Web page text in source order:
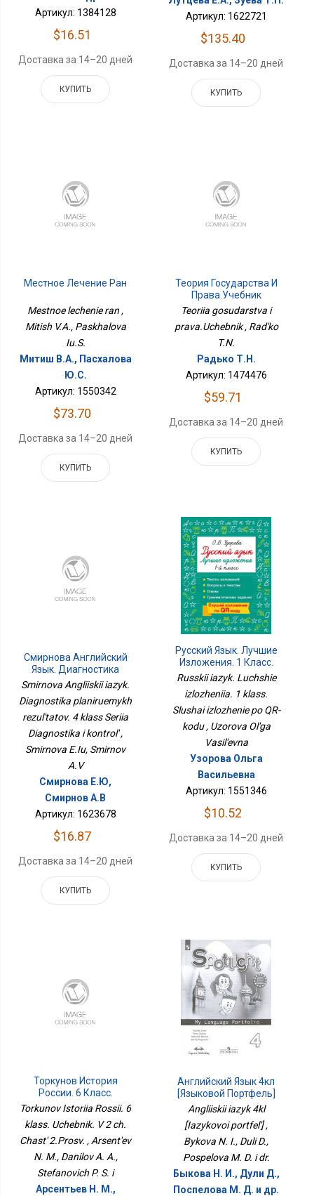
Артикул: 1384128
$16.51
Доставка за 14–20 дней
КУПИТЬ
Артикул: 1622721
$135.40
Доставка за 14–20 дней
КУПИТЬ
Местное Лечение Ран
Mestnoe lechenie ran ,
Mitish V.A., Paskhalova
Iu.S.
Митиш В.А., Пасхалова
Ю.С.
Артикул: 1550342
$73.70
Доставка за 14–20 дней
КУПИТЬ
Теория Государства И
Права.Учебник
Teoriia gosudarstva i
prava.Uchebnik , Rad'ko
T.N.
Радько Т.Н.
Артикул: 1474476
$59.71
Доставка за 14–20 дней
КУПИТЬ
Смирнова Английский
Язык. Диагностика
Планируемых
Результатов. 4 Класс
Серия Диагностика И
Контроль
Smirnova Angliiskii iazyk.
Diagnostika planiruemykh
rezul'tatov. 4 klass Seriia
Diagnostika i kontrol' ,
Smirnova E.Iu, Smirnov
A.V
Смирнова Е.Ю,
Смирнов А.В
Артикул: 1623678
$16.87
Доставка за 14–20 дней
КУПИТЬ
Русский Язык. Лучшие
Изложения. 1 Класс.
Слушай Изложение По
QR-Коду
Russkii iazyk. Luchshie
izlozheniia. 1 klass.
Slushai izlozhenie po QR-
kodu , Uzorova Ol'ga
Vasil'evna
Узорова Ольга
Васильевна
Артикул: 1551346
$10.52
Доставка за 14–20 дней
КУПИТЬ
Торкунов История
России. 6 Класс.
Учебник. В 2 Ч. Часть
Torkunov Istoriia Rossii. 6
klass. Uchebnik. V 2 ch.
Chast' 2.Prosv. , Arsent'ev
N. M., Danilov A. A.,
Stefanovich P. S. i
Арсентьев Н. М.,
Английский Язык 4кл
[Языковой Портфель]
Angliiskii iazyk 4kl
[Iazykovoi portfel'] ,
Bykova N. I., Duli D.,
Pospelova M. D. i dr.
Быкова Н. И., Дули Д.,
Поспелова М. Д. и др.